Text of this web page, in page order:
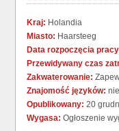
Kraj: Holandia
Miasto: Haarsteeg
Data rozpoczęcia
Przewidywany czas
Zakwaterowanie:
Znajomość języków:
Opublikowany: 20
Wygasa: Ogłoszenie